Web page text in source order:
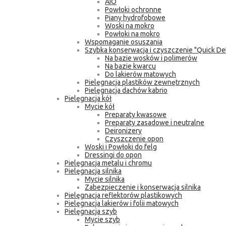
Powłoki ochronne
Piany hydrofobowe
Woski na mokro
Powłoki na mokro
Wspomaganie osuszania
Szybka konserwacja i czyszczenie "Quick
Na bazie wosków i polimerów
Na bazie kwarcu
Do lakierów matowych
Pielęgnacja plastików zewnętrznych
Pielęgnacja dachów kabrio
Pielęgnacja kół
Mycie kół
Preparaty kwasowe
Preparaty zasadowe i neutralne
Deironizery
Czyszczenie opon
Woski i Powłoki do felg
Dressingi do opon
Pielęgnacja metalu i chromu
Pielęgnacja silnika
Mycie silnika
Zabezpieczenie i konserwacja silnika
Pielęgnacja reflektorów plastikowych
Pielęgnacja lakierów i folii matowych
Pielęgnacja szyb
Mycie szyb